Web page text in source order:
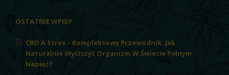
OSTATNIE WPISY
CBD A Stres – Kompleksowy Przewodnik. Jak
Naturalnie Wyciszyć Organizm W Świecie Pełnym
Napięć?